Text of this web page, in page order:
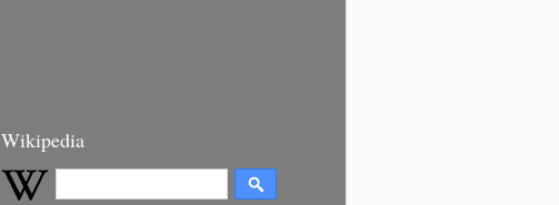
Wikipedia